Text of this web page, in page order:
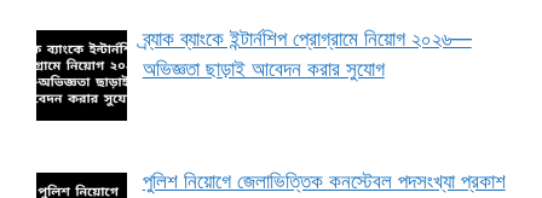
ব্র্যাক ব্যাংকে ইন্টার্নশিপ প্রোগ্রামে নিয়োগ ২০২৬—
অভিজ্ঞতা ছাড়াই আবেদন করার সুযোগ
পুলিশ নিয়োগে জেলাভিত্তিক কনস্টেবল পদসংখ্যা প্রকাশ